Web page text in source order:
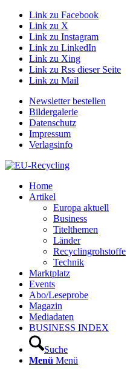
Link zu Facebook
Link zu X
Link zu Instagram
Link zu LinkedIn
Link zu Xing
Link zu Rss dieser Seite
Link zu Mail
Newsletter bestellen
Bildergalerie
Datenschutz
Impressum
Verlagsinfo
Home
Artikel
Europa aktuell
Business
Titelthemen
Länder
Recyclingrohstoffe
Technik
Marktplatz
Events
Abo/Leseprobe
Magazin
Mediadaten
BUSINESS INDEX
Suche
Menü Menü